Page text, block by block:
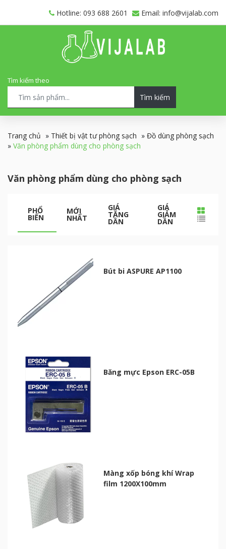
Hotline: 093 688 2601 Email: info@vijalab.com
Tìm kiếm theo
Tìm kiếm
Trang chủ » Thiết bị vật tư phòng sạch » Đồ dùng phòng sạch
» Văn phòng phẩm dùng cho phòng sạch
Văn phòng phẩm dùng cho phòng sạch
PHỔ
BIẾN
MỚI
NHẤT
GIÁ
TĂNG
DẦN
GIÁ
GIẢM
DẦN
Bút bi ASPURE AP1100
Băng mực Epson ERC-05B
Màng xốp bóng khí Wrap
film 1200X100mm